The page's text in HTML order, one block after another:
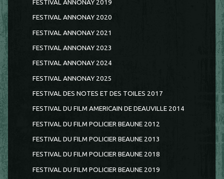
FESTIVAL ANNONAY 2019
FESTIVAL ANNONAY 2020
FESTIVAL ANNONAY 2021
FESTIVAL ANNONAY 2023
FESTIVAL ANNONAY 2024
FESTIVAL ANNONAY 2025
FESTIVAL DES NOTES ET DES TOILES 2017
FESTIVAL DU FILM AMERICAIN DE DEAUVILLE 2014
FESTIVAL DU FILM POLICIER BEAUNE 2012
FESTIVAL DU FILM POLICIER BEAUNE 2013
FESTIVAL DU FILM POLICIER BEAUNE 2018
FESTIVAL DU FILM POLICIER BEAUNE 2019